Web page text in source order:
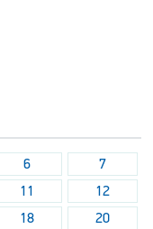
6
7
11
12
18
20